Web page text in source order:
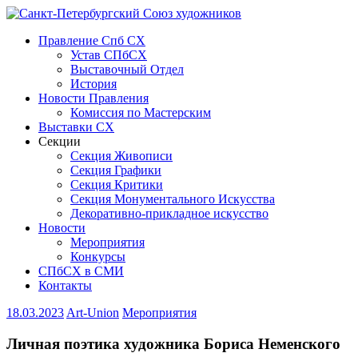
Правление Спб СХ
Устав СПбСХ
Выставочный Отдел
История
Новости Правления
Комиссия по Мастерским
Выставки СХ
Секции
Секция Живописи
Секция Графики
Секция Критики
Секция Монументального Искусства
Декоративно-прикладное искусство
Новости
Мероприятия
Конкурсы
СПбСХ в СМИ
Контакты
18.03.2023 Art-Union Мероприятия
Личная поэтика художника Бориса Неменского